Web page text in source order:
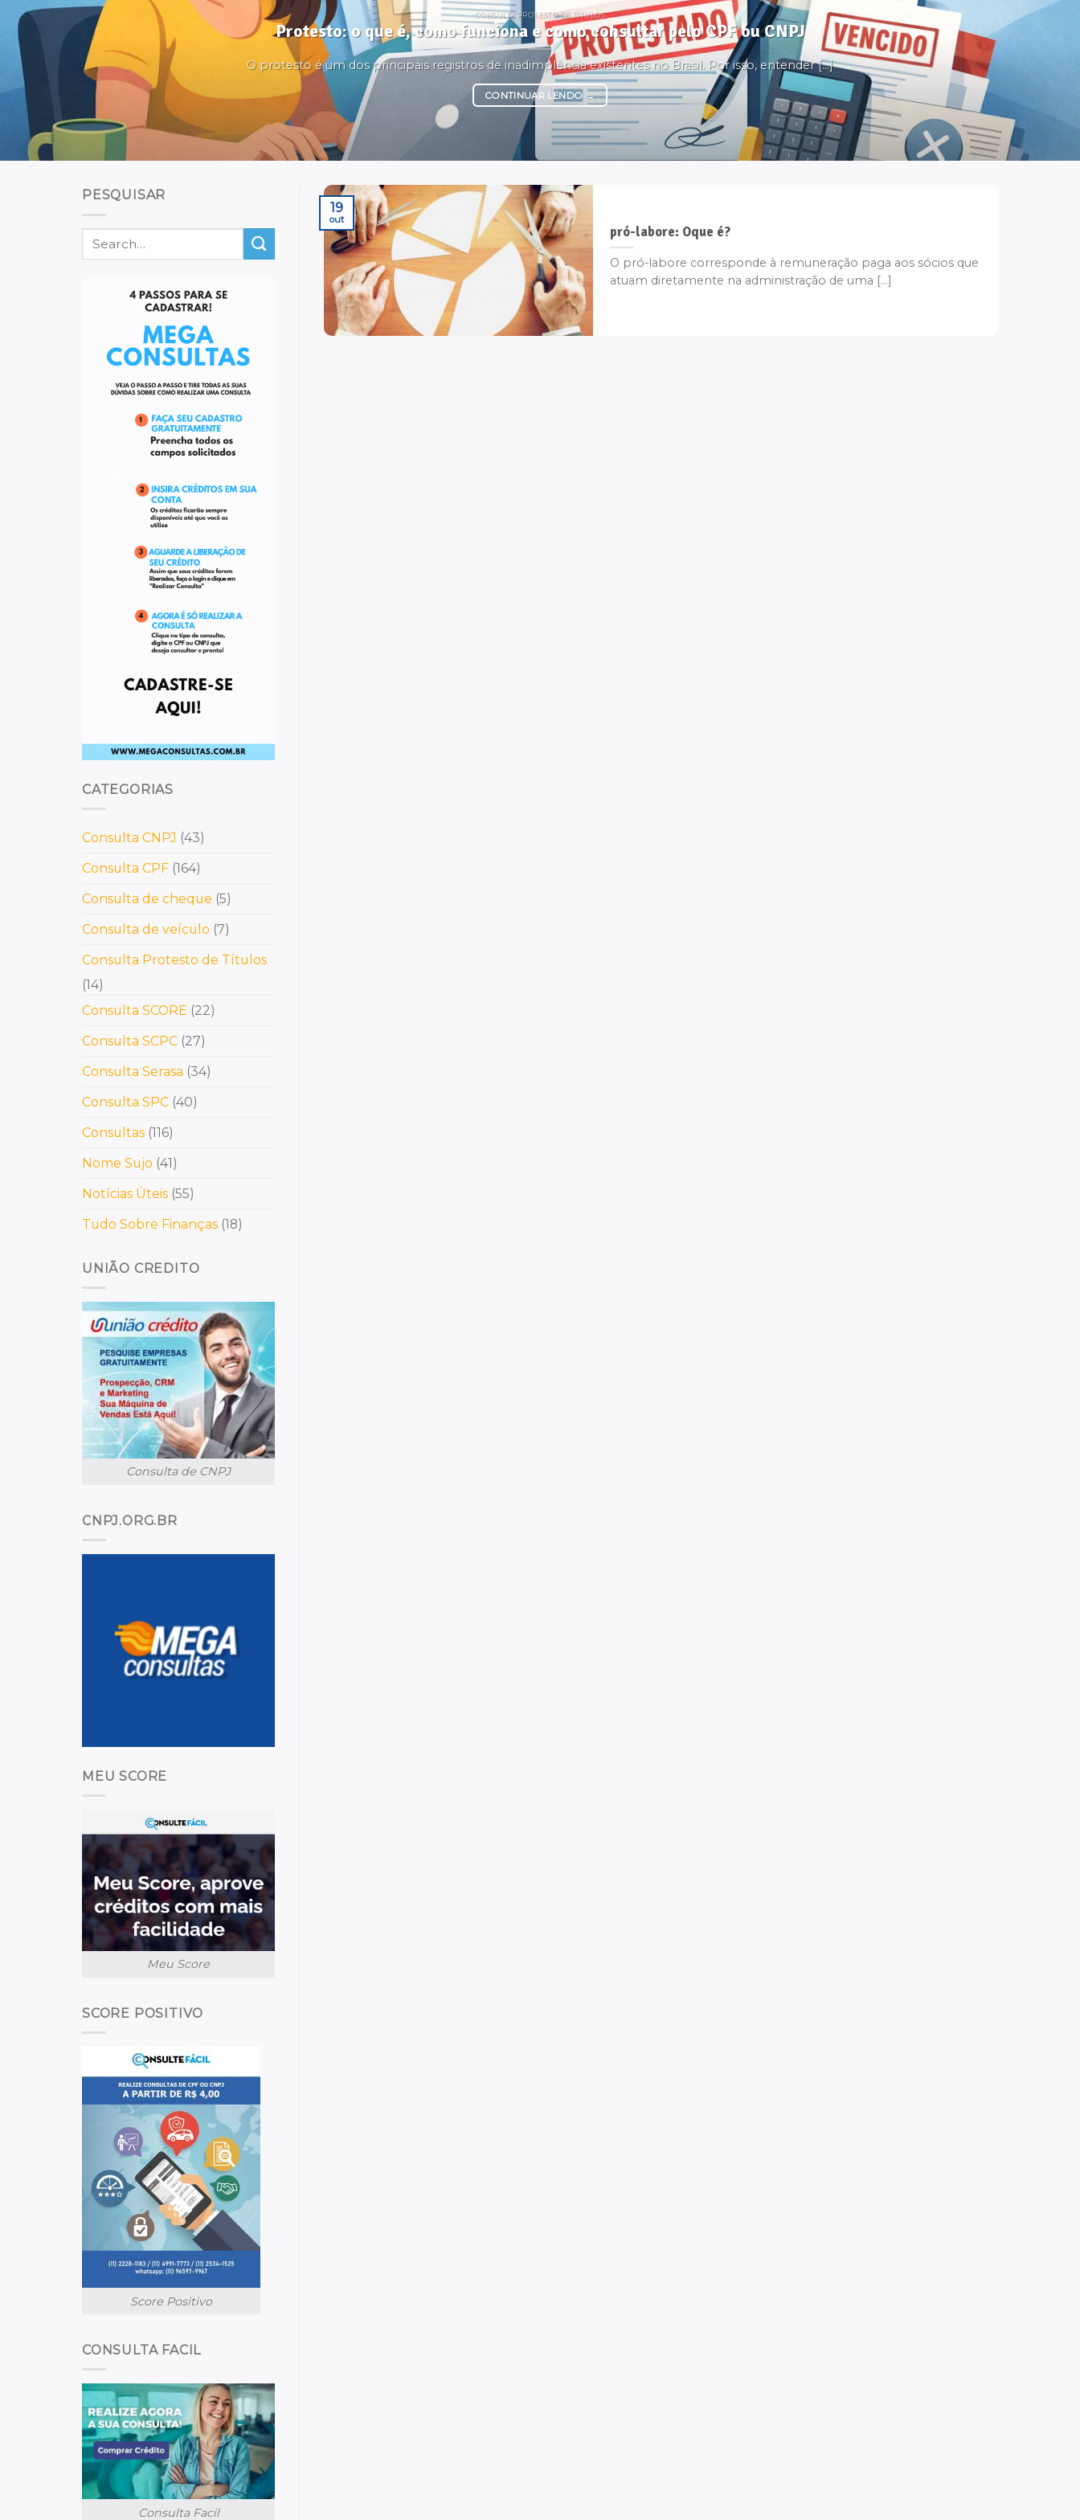
CONSULTA PROTESTO DE TÍTULOS
Protesto: o que é, como funciona e como consultar pelo CPF ou CNPJ
O protesto é um dos principais registros de inadimplência existentes no Brasil. Por isso, entender [...]
CONTINUAR LENDO →
PESQUISAR
CATEGORIAS
Consulta CNPJ (43)
Consulta CPF (164)
Consulta de cheque (5)
Consulta de veículo (7)
Consulta Protesto de Títulos
(14)
Consulta SCORE (22)
Consulta SCPC (27)
Consulta Serasa (34)
Consulta SPC (40)
Consultas (116)
Nome Sujo (41)
Notícias Úteis (55)
Tudo Sobre Finanças (18)
UNIÃO CREDITO
Consulta de CNPJ
CNPJ.ORG.BR
MEU SCORE
Meu Score
SCORE POSITIVO
Score Positivo
CONSULTA FACIL
Consulta Facil
pró-labore: Oque é?
O pró-labore corresponde à remuneração paga aos sócios que
atuam diretamente na administração de uma [...]
19
out